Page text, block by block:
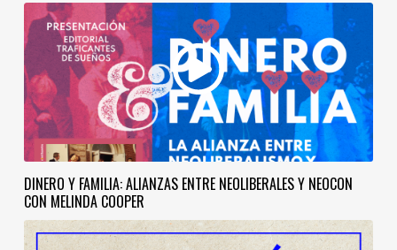
DINERO Y FAMILIA: ALIANZAS ENTRE NEOLIBERALES Y NEOCON
CON MELINDA COOPER